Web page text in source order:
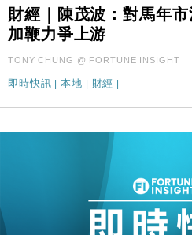
財經｜陳茂波：對馬年
加鞭力爭上游
TONY CHUNG @ FORTUNE INSIGHT
即時快訊 |本地 財經